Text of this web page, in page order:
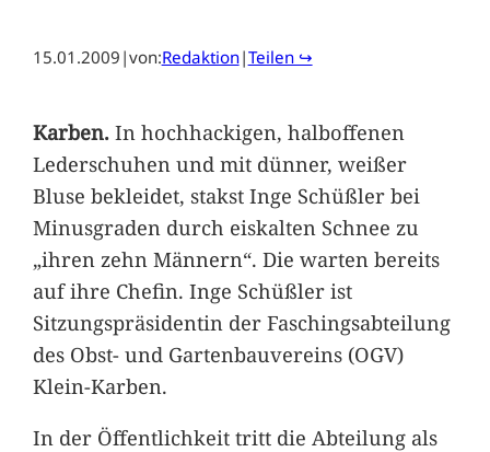
15.01.2009 |von:Redaktion|Teilen ↪
Karben.In hochhackigen, halboffenen
Lederschuhen und mit dünner, weißer
Bluse bekleidet, stakst Inge Schüßler bei
Minusgraden durch eiskalten Schnee zu
„ihren zehn Männern“. Die warten bereits
auf ihre Chefin. Inge Schüßler ist
Sitzungspräsidentin der Faschingsabteilung
des Obst- und Gartenbauvereins (OGV)
Klein-Karben.
In der Öffentlichkeit tritt die Abteilung als